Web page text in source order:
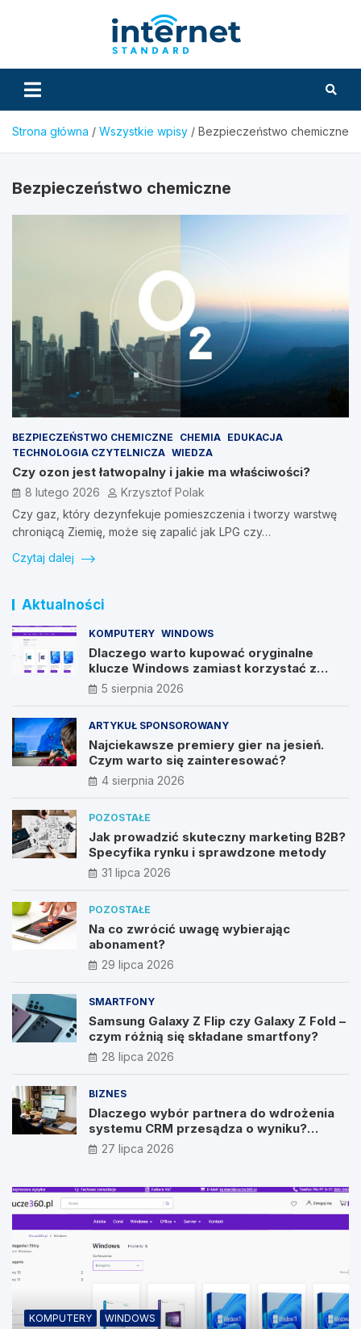
Strona główna Wszystkie wpisy Bezpieczeństwo chemiczne
Bezpieczeństwo chemiczne
BEZPIECZEŃSTWO CHEMICZNE CHEMIA EDUKACJA
TECHNOLOGIA CZYTELNICZA WIEDZA
Czy ozon jest łatwopalny i jakie ma właściwości?
8 lutego 2026
Krzysztof Polak
Czy gaz, który dezynfekuje pomieszczenia i tworzy warstwę
chroniącą Ziemię, może się zapalić jak LPG czy…
Czytaj dalej
Aktualności
KOMPUTERY WINDOWS
Dlaczego warto kupować oryginalne
klucze Windows zamiast korzystać z
nieautoryzowanych źródeł?
5 sierpnia 2026
ARTYKUŁ SPONSOROWANY
Najciekawsze premiery gier na jesień.
Czym warto się zainteresować?
4 sierpnia 2026
POZOSTAŁE
Jak prowadzić skuteczny marketing B2B?
Specyfika rynku i sprawdzone metody
31 lipca 2026
POZOSTAŁE
Na co zwrócić uwagę wybierając
abonament?
29 lipca 2026
SMARTFONY
Samsung Galaxy Z Flip czy Galaxy Z Fold –
czym różnią się składane smartfony?
28 lipca 2026
BIZNES
Dlaczego wybór partnera do wdrożenia
systemu CRM przesądza o wyniku?
Wywiad z Pawłem Prymakowskim, CEO IT
Vision
27 lipca 2026
KOMPUTERY WINDOWS